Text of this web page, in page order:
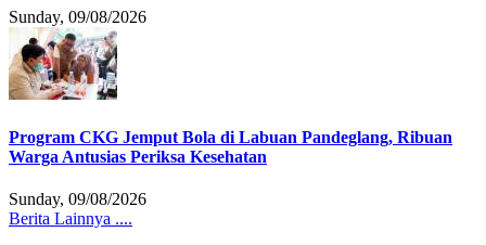
Sunday, 09/08/2026
Program CKG Jemput Bola di Labuan Pandeglang, Ribuan
Warga Antusias Periksa Kesehatan
Sunday, 09/08/2026
Berita Lainnya ....